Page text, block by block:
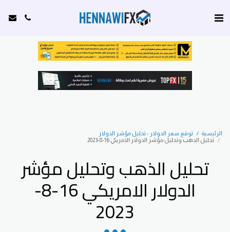
الرئيسية
توقع سعر الدولار - تحليل مؤشر الدولار
تحليل الذهب وتحليل مؤشر الدولار الامريكي 16-8-2023
تحليل الذهب وتحليل مؤشر
الدولار الامريكي 16-8-
2023